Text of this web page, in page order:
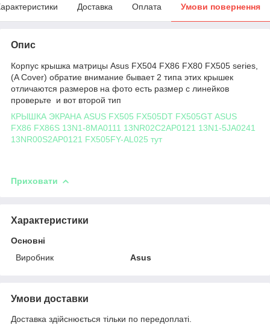
Доставка Оплата Умови повернення
Опис
Корпус крышка матрицы Asus FX504 FX86 FX80 FX505 series,
(A Cover) обратие внимание бывает 2 типа этих крышек
отличаются размеров на фото есть размер с линейков
проверьте и вот второй тип
КРЫШКА ЭКРАНА ASUS FX505 FX505DT FX505GT ASUS
FX86 FX86S 13N1-8MA0111 13NR02C2AP0121 13N1-5JA0241
13NR00S2AP0121 FX505FY-AL025 тут
Приховати
Характеристики
Основні
Виробник
Asus
Умови доставки
Доставка здійснюється тільки по передоплаті.